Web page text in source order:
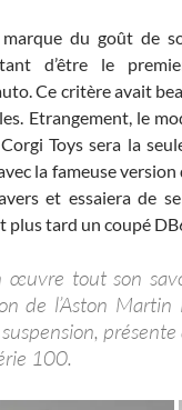
marque du goût de
d’être le
Ce critère avait
Etrangement, le
Toys sera la
la fameuse
et essaiera de
plus tard un coupé
œuvre tout son
de l’Aston Martin
100.